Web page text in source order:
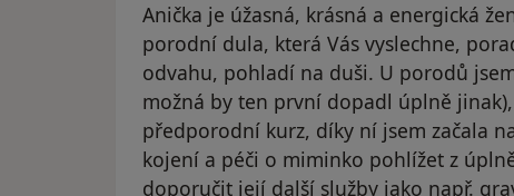
Anička je úžasná, krásná a energická
porodní dula, která Vás vyslechne,
odvahu, pohladí na duši. U porodů
možná by ten první dopadl úplně
předporodní kurz, díky ní jsem začala
kojení a péči o miminko pohlížet z
doporučit její další služby jako např.